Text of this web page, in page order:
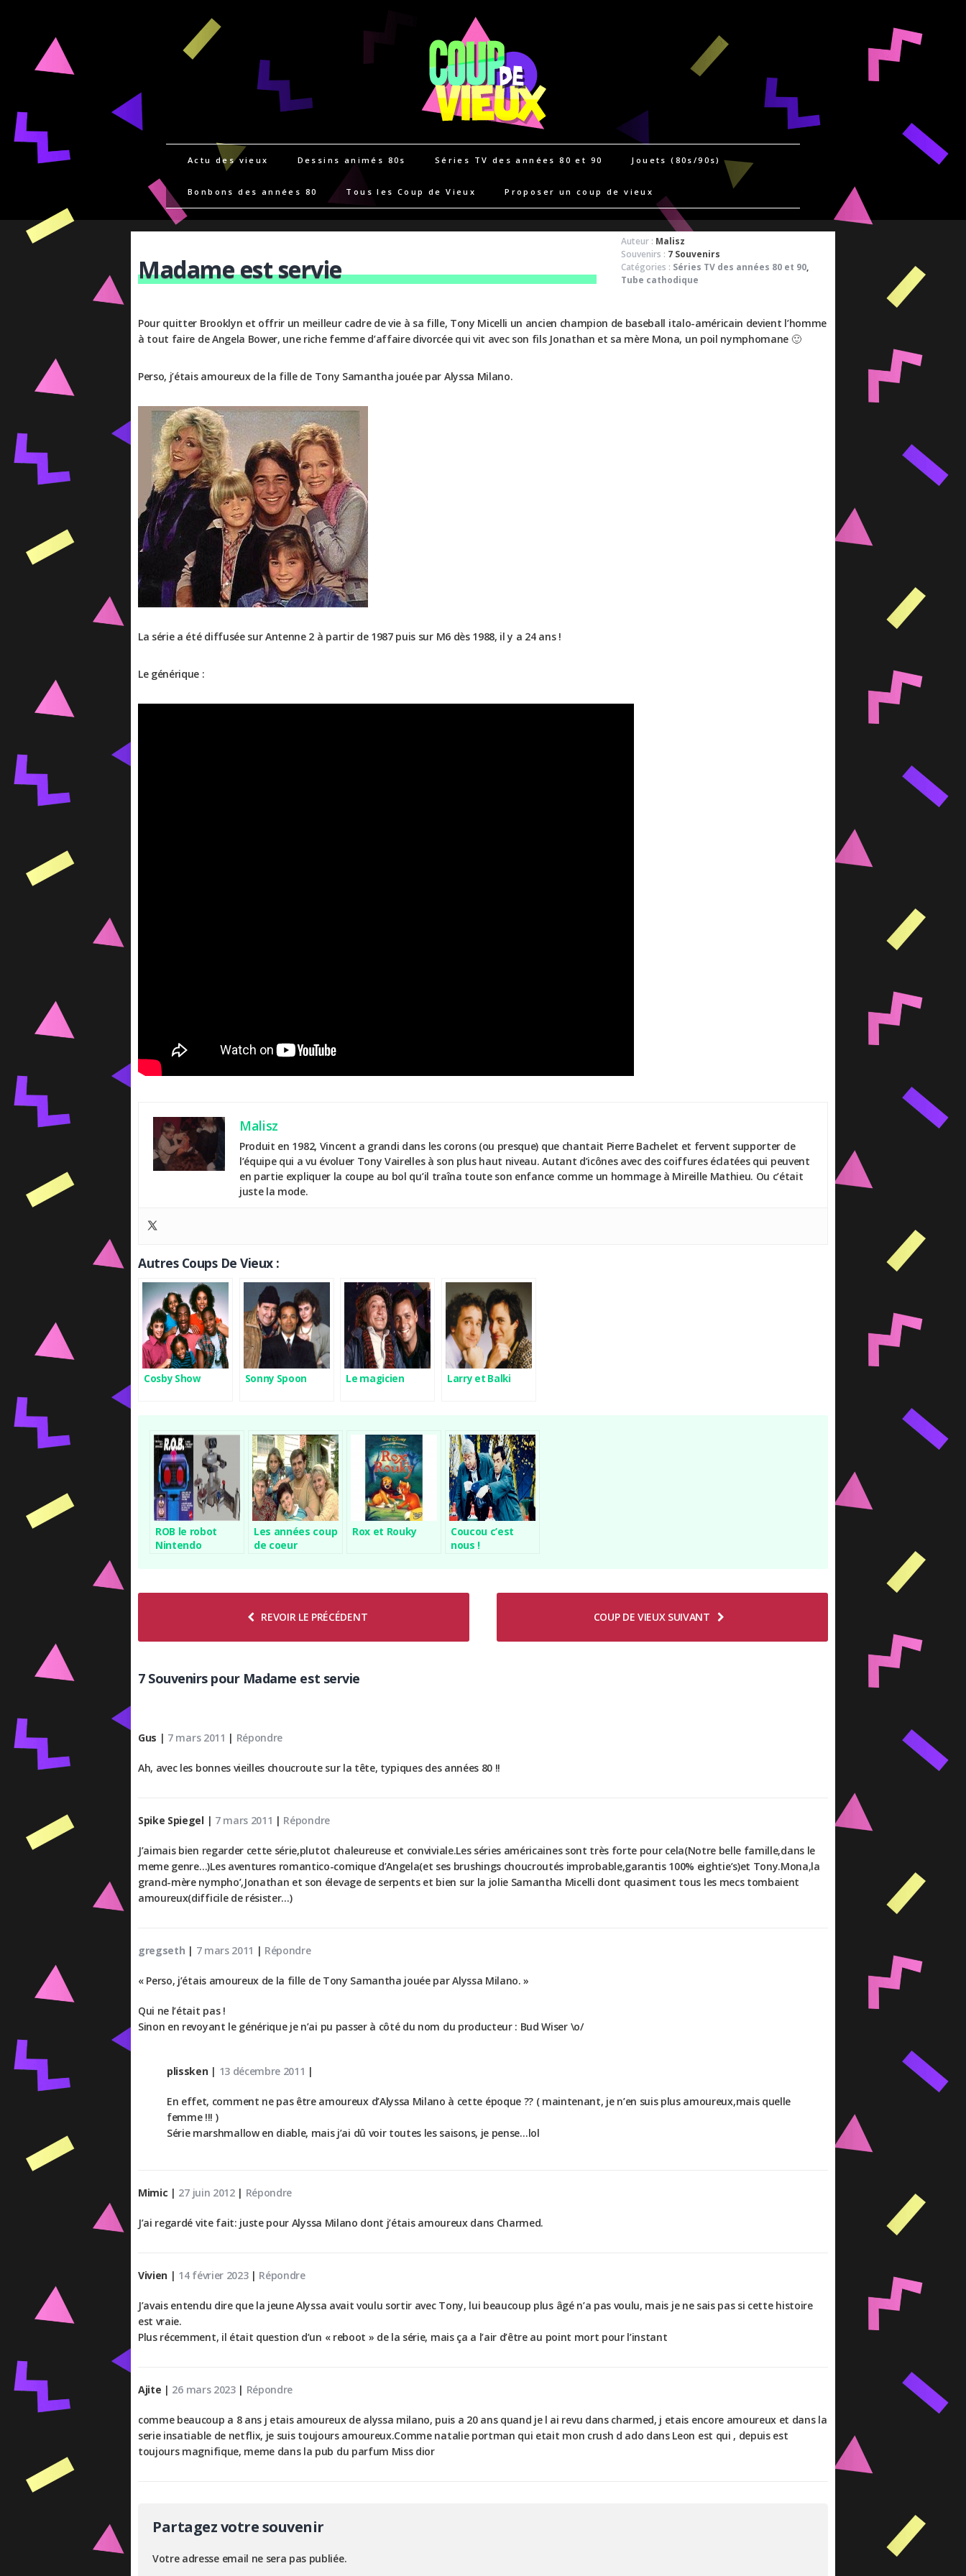
Actu des vieux Dessins animés 80s Séries TV des années 80 et 90 Jouets (80s/90s)
Bonbons des années 80 Tous les Coup de Vieux Proposer un coup de vieux
Madame est servie
Auteur : Malisz
Souvenirs : 7 Souvenirs
Catégories : Séries TV des années 80 et 90,
Tube cathodique
Pour quitter Brooklyn et offrir un meilleur cadre de vie à sa fille, Tony Micelli un ancien champion de baseball italo-américain devient l’homme
à tout faire de Angela Bower, une riche femme d’affaire divorcée qui vit avec son fils Jonathan et sa mère Mona, un poil nymphomane 🙂
Perso, j’étais amoureux de la fille de Tony Samantha jouée par Alyssa Milano.
La série a été diffusée sur Antenne 2 à partir de 1987 puis sur M6 dès 1988, il y a 24 ans !
Le générique :
Malisz
Produit en 1982, Vincent a grandi dans les corons (ou presque) que chantait Pierre Bachelet et fervent supporter de
l’équipe qui a vu évoluer Tony Vairelles à son plus haut niveau. Autant d’icônes avec des coiffures éclatées qui peuvent
en partie expliquer la coupe au bol qu’il traîna toute son enfance comme un hommage à Mireille Mathieu. Ou c’était
juste la mode.
Autres Coups De Vieux :
Cosby Show Sonny Spoon Le magicien Larry et Balki
ROB le robot
Nintendo
Les années coup
de coeur
Rox et Rouky
Coucou c’est
nous !
REVOIR LE PRÉCÉDENT COUP DE VIEUX SUIVANT
7 Souvenirs pour Madame est servie
Gus | 7 mars 2011 | Répondre
Ah, avec les bonnes vieilles choucroute sur la tête, typiques des années 80 !!
Spike Spiegel | 7 mars 2011 | Répondre
J’aimais bien regarder cette série,plutot chaleureuse et conviviale.Les séries américaines sont très forte pour cela(Notre belle famille,dans le
meme genre…)Les aventures romantico-comique d’Angela(et ses brushings choucroutés improbable,garantis 100% eightie’s)et Tony.Mona,la
grand-mère nympho’,Jonathan et son élevage de serpents et bien sur la jolie Samantha Micelli dont quasiment tous les mecs tombaient
amoureux(difficile de résister…)
gregseth | 7 mars 2011 | Répondre
« Perso, j’étais amoureux de la fille de Tony Samantha jouée par Alyssa Milano. »
Qui ne l’était pas !
Sinon en revoyant le générique je n’ai pu passer à côté du nom du producteur : Bud Wiser \o/
plissken | 13 décembre 2011 |
En effet, comment ne pas être amoureux d’Alyssa Milano à cette époque ?? ( maintenant, je n’en suis plus amoureux,mais quelle
femme !!! )
Série marshmallow en diable, mais j’ai dû voir toutes les saisons, je pense…lol
Mimic | 27 juin 2012| Répondre
J’ai regardé vite fait: juste pour Alyssa Milano dont j’étais amoureux dans Charmed.
Vivien | 14 février 2023| Répondre
J’avais entendu dire que la jeune Alyssa avait voulu sortir avec Tony, lui beaucoup plus âgé n’a pas voulu, mais je ne sais pas si cette histoire
est vraie.
Plus récemment, il était question d’un « reboot » de la série, mais ça a l’air d’être au point mort pour l’instant
Ajite | 26 mars 2023| Répondre
comme beaucoup a 8 ans j etais amoureux de alyssa milano, puis a 20 ans quand je l ai revu dans charmed, j etais encore amoureux et dans la
serie insatiable de netflix, je suis toujours amoureux.Comme natalie portman qui etait mon crush d ado dans Leon est qui , depuis est
toujours magnifique, meme dans la pub du parfum Miss dior
Partagez votre souvenir
Votre adresse email ne sera pas publiée.